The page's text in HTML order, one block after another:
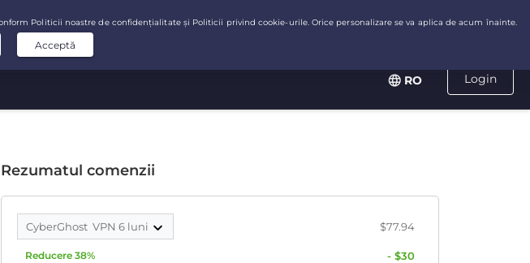
Login
RO
Rezumatul comenzii
CyberGhost VPN 6 luni $77.94
Reducere 38% - $30